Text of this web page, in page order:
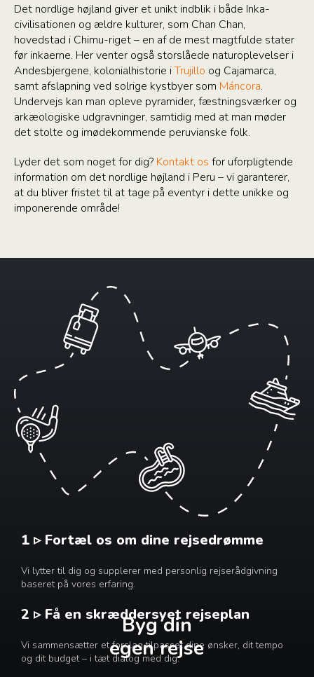
Det nordlige højland giver et unikt indblik i både Inka-
civilisationen og ældre kulturer, som Chan Chan,
hovedstad i Chimu-riget – en af de mest magtfulde stater
før inkaerne. Her venter også storslåede naturoplevelser i
Andesbjergene, kolonialhistorie iTrujillo og Cajamarca,
samt afslapning ved solrige kystbyer som Máncora.
Undervejs kan man opleve pyramider, fæstningsværker og
arkæologiske udgravninger, samtidig med at man møder
det stolte og imødekommende peruvianske folk.
Lyder det som noget for dig? Kontakt os for uforpligtende
information om det nordlige højland i Peru – vi garanterer,
at du bliver fristet til at tage på eventyr i dette unikke og
imponerende område!
Byg din
egen rejse
1 ▹ Fortæl os om dine rejsedrømme
Vi lytter til dig og supplerer med personlig rejserådgivning
baseret på vores erfaring.
2 ▹ Få en skræddersyet rejseplan
Vi sammensætter et forslag tilpasset dine ønsker, dit tempo
og dit budget – i tæt dialog med dig.